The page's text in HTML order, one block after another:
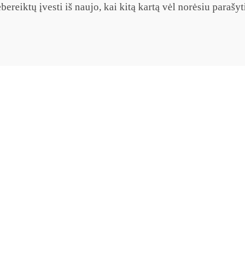
įvesti iš naujo, kai kitą kartą vėl norėsiu